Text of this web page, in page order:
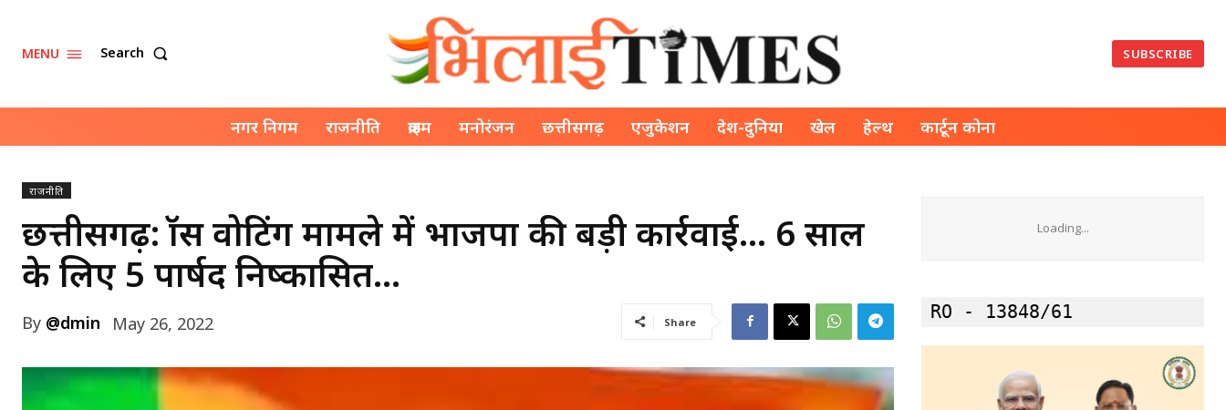
MENU Search SUBSCRIBE
नगर निगम राजनीति क्राइम मनोरंजन छत्तीसगढ़ एजुकेशन देश-दुनिया खेल हेल्थ कार्टून कोना
राजनीति
छत्तीसगढ़: क्रॉस वोटिंग मामले में भाजपा की बड़ी कार्रवाई… 6 साल
के लिए 5 पार्षद निष्कासित…
By @dmin May 26, 2022 Share
Loading...
RO - 13848/61